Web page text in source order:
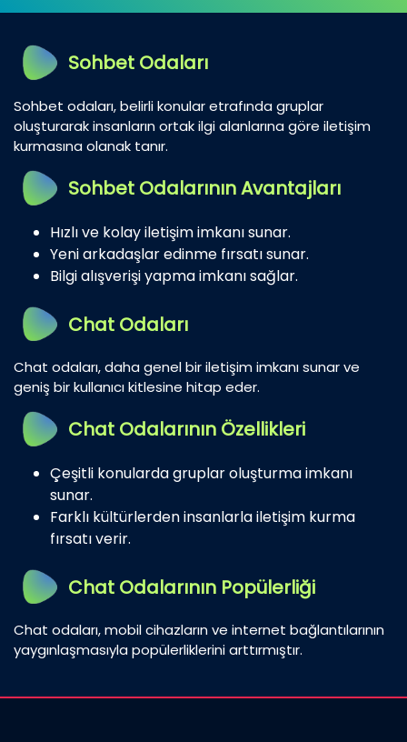
Sohbet Odaları
Sohbet odaları, belirli konular etrafında gruplar
oluşturarak insanların ortak ilgi alanlarına göre iletişim
kurmasına olanak tanır.
Sohbet Odalarının Avantajları
Hızlı ve kolay iletişim imkanı sunar.
Yeni arkadaşlar edinme fırsatı sunar.
Bilgi alışverişi yapma imkanı sağlar.
Chat Odaları
Chat odaları, daha genel bir iletişim imkanı sunar ve
geniş bir kullanıcı kitlesine hitap eder.
Chat Odalarının Özellikleri
Çeşitli konularda gruplar oluşturma imkanı
sunar.
Farklı kültürlerden insanlarla iletişim kurma
fırsatı verir.
Chat Odalarının Popülerliği
Chat odaları, mobil cihazların ve internet bağlantılarının
yaygınlaşmasıyla popülerliklerini arttırmıştır.